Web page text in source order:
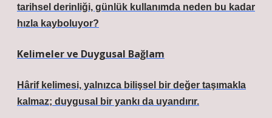
tarihsel derinliği, günlük kullanımda neden bu kadar
hızla kayboluyor?
Kelimeler ve Duygusal Bağlam
Hârif kelimesi, yalnızca bilişsel bir değer taşımakla
kalmaz; duygusal bir yankı da uyandırır.